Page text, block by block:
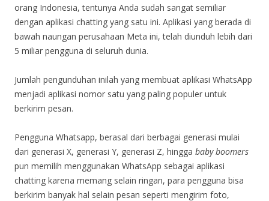
orang Indonesia, tentunya Anda sudah sangat semiliar
dengan aplikasi chatting yang satu ini. Aplikasi yang berada di
bawah naungan perusahaan Meta ini, telah diunduh lebih dari
5 miliar pengguna di seluruh dunia.
Jumlah pengunduhan inilah yang membuat aplikasi WhatsApp
menjadi aplikasi nomor satu yang paling populer untuk
berkirim pesan.
Pengguna Whatsapp, berasal dari berbagai generasi mulai
dari generasi X, generasi Y, generasi Z, hingga baby boomers
pun memilih menggunakan WhatsApp sebagai aplikasi
chatting karena memang selain ringan, para pengguna bisa
berkirim banyak hal selain pesan seperti mengirim foto,